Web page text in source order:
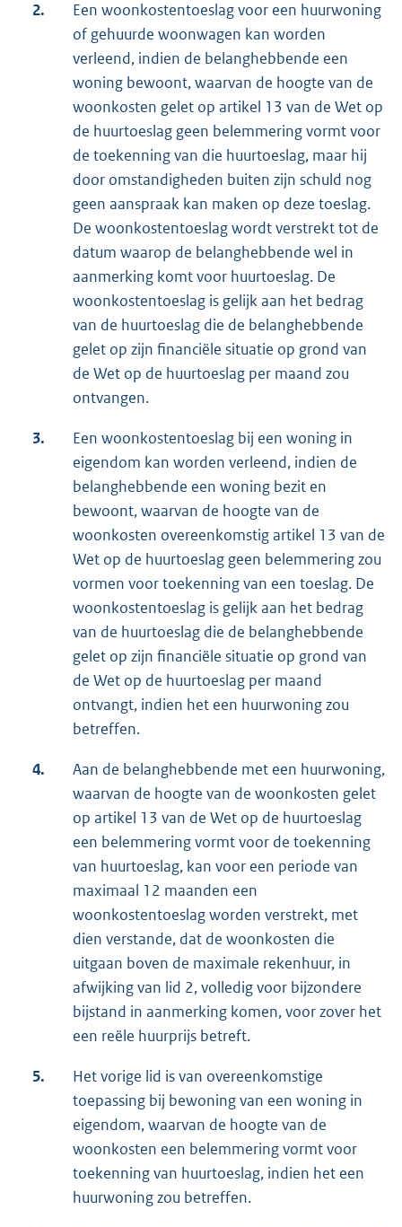
2.
Een woonkostentoeslag voor een huurwoning
of gehuurde woonwagen kan worden
verleend, indien de belanghebbende een
woning bewoont, waarvan de hoogte van de
woonkosten gelet op artikel 13 van de Wet op
de huurtoeslag geen belemmering vormt voor
de toekenning van die huurtoeslag, maar hij
door omstandigheden buiten zijn schuld nog
geen aanspraak kan maken op deze toeslag.
De woonkostentoeslag wordt verstrekt tot de
datum waarop de belanghebbende wel in
aanmerking komt voor huurtoeslag. De
woonkostentoeslag is gelijk aan het bedrag
van de huurtoeslag die de belanghebbende
gelet op zijn financiële situatie op grond van
de Wet op de huurtoeslag per maand zou
ontvangen.
3.
Een woonkostentoeslag bij een woning in
eigendom kan worden verleend, indien de
belanghebbende een woning bezit en
bewoont, waarvan de hoogte van de
woonkosten overeenkomstig artikel 13 van de
Wet op de huurtoeslag geen belemmering zou
vormen voor toekenning van een toeslag. De
woonkostentoeslag is gelijk aan het bedrag
van de huurtoeslag die de belanghebbende
gelet op zijn financiële situatie op grond van
de Wet op de huurtoeslag per maand
ontvangt, indien het een huurwoning zou
betreffen.
4.
Aan de belanghebbende met een huurwoning,
waarvan de hoogte van de woonkosten gelet
op artikel 13 van de Wet op de huurtoeslag
een belemmering vormt voor de toekenning
van huurtoeslag, kan voor een periode van
maximaal 12 maanden een
woonkostentoeslag worden verstrekt, met
dien verstande, dat de woonkosten die
uitgaan boven de maximale rekenhuur, in
afwijking van lid 2, volledig voor bijzondere
bijstand in aanmerking komen, voor zover het
een reële huurprijs betreft.
5.
Het vorige lid is van overeenkomstige
toepassing bij bewoning van een woning in
eigendom, waarvan de hoogte van de
woonkosten een belemmering vormt voor
toekenning van huurtoeslag, indien het een
huurwoning zou betreffen.